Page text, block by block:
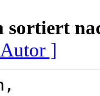
sortiert
]